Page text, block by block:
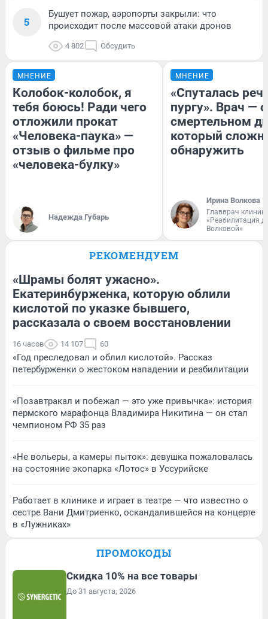
5
Бушует пожар, аэропорты закрыли: что
происходит после массовой атаки дронов
4 802 Обсудить
МНЕНИЕ
Колобок-колобок, я
тебя боюсь! Ради чего
отложили прокат
«Человека-паука» —
отзыв о фильме про
«человека-булку»
Надежда Губарь
МНЕНИЕ
«Спуталась
пургу». Врач — о
смертельном
который
обнаружить
Ирина Волкова
Главврач
«Реабилитация
Волковой»
РЕКОМЕНДУЕМ
«Шрамы болят ужасно».
Екатеринбурженка, которую облили
кислотой по указке бывшего,
рассказала о своем восстановлении
16 часов 14 107 60
«Год преследовал и облил кислотой». Рассказ
петербурженки о жестоком нападении и реабилитации
«Позавтракал и побежал — это уже привычка»: история
пермского марафонца Владимира Никитина — он стал
чемпионом РФ 35 раз
«Не вольеры, а камеры пыток»: девушка пожаловалась
на состояние экопарка «Лотос» в Уссурийске
Работает в клинике и играет в театре — что известно о
сестре Вани Дмитриенко, оскандалившейся на концерте
в «Лужниках»
ПРОМОКОДЫ
Скидка 10% на все товары
До 31 августа, 2026